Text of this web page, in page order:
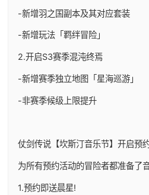
-新增羽之国副本及其对应套装
-新增玩法「羁绊冒险」
2.开启S3赛季混沌终焉
-新增赛季独立地图「星海巡游」
-非赛季候级上限提升
仗剑传说【坎斯汀音乐节】开启预
为所有预约活动的冒险者都准备了
1.预约即送晨星!